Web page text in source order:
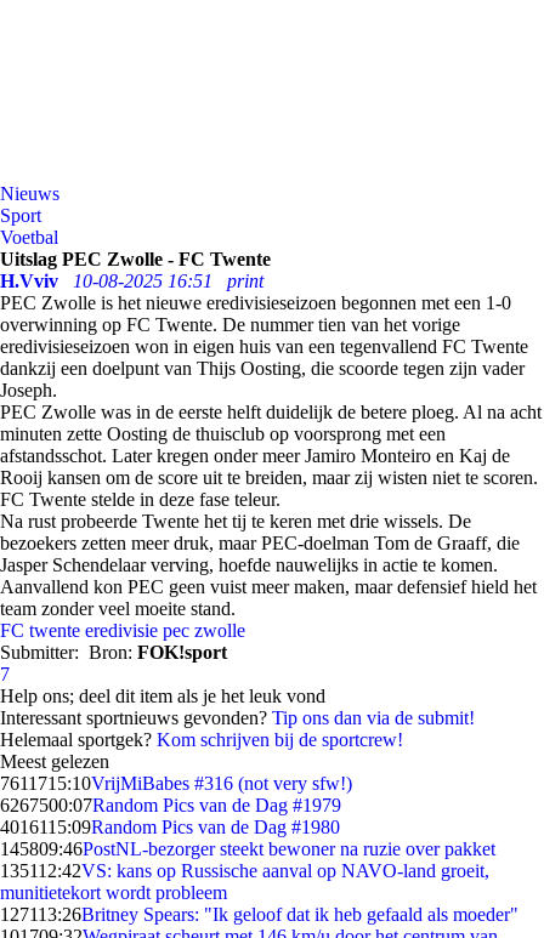
Nieuws
Sport
Voetbal
Uitslag PEC Zwolle - FC Twente
H.Vviv
10-08-2025 16:51
print
PEC Zwolle is het nieuwe eredivisieseizoen begonnen met een 1-0
overwinning op FC Twente. De nummer tien van het vorige
eredivisieseizoen won in eigen huis van een tegenvallend FC Twente
dankzij een doelpunt van Thijs Oosting, die scoorde tegen zijn vader
Joseph.
PEC Zwolle was in de eerste helft duidelijk de betere ploeg. Al na acht
minuten zette Oosting de thuisclub op voorsprong met een
afstandsschot. Later kregen onder meer Jamiro Monteiro en Kaj de
Rooij kansen om de score uit te breiden, maar zij wisten niet te scoren.
FC Twente stelde in deze fase teleur.
Na rust probeerde Twente het tij te keren met drie wissels. De
bezoekers zetten meer druk, maar PEC-doelman Tom de Graaff, die
Jasper Schendelaar verving, hoefde nauwelijks in actie te komen.
Aanvallend kon PEC geen vuist meer maken, maar defensief hield het
team zonder veel moeite stand.
FC twente eredivisie pec zwolle
Submitter: Bron: FOK!sport
7
Help ons; deel dit item als je het leuk vond
Interessant sportnieuws gevonden? Tip ons dan via de submit!
Helemaal sportgek? Kom schrijven bij de sportcrew!
Meest gelezen
7611715:10VrijMiBabes #316 (not very sfw!)
6267500:07Random Pics van de Dag #1979
4016115:09Random Pics van de Dag #1980
145809:46PostNL-bezorger steekt bewoner na ruzie over pakket
135112:42VS: kans op Russische aanval op NAVO-land groeit,
munitietekort wordt probleem
127113:26Britney Spears: "Ik geloof dat ik heb gefaald als moeder"